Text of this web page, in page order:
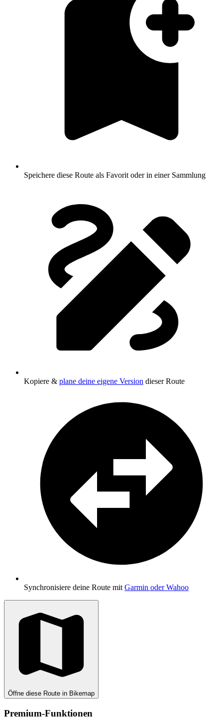
Speichere diese Route als Favorit oder in einer Sammlung
Kopiere & plane deine eigene Version dieser Route
Synchronisiere deine Route mit Garmin oder Wahoo
Öffne diese Route in Bikemap
Premium-Funktionen